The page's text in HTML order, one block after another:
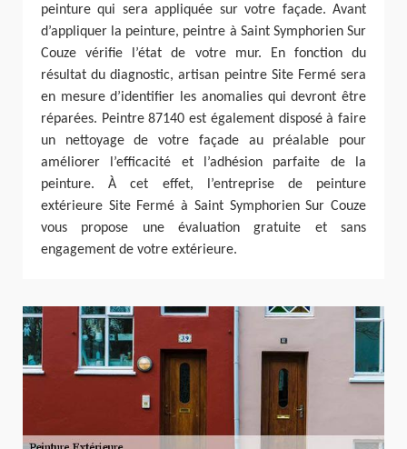
peinture qui sera appliquée sur votre façade. Avant
d’appliquer la peinture, peintre à Saint Symphorien Sur
Couze vérifie l’état de votre mur. En fonction du
résultat du diagnostic, artisan peintre Site Fermé sera
en mesure d’identifier les anomalies qui devront être
réparées. Peintre 87140 est également disposé à faire
un nettoyage de votre façade au préalable pour
améliorer l’efficacité et l’adhésion parfaite de la
peinture. À cet effet, l’entreprise de peinture
extérieure Site Fermé à Saint Symphorien Sur Couze
vous propose une évaluation gratuite et sans
engagement de votre extérieure.